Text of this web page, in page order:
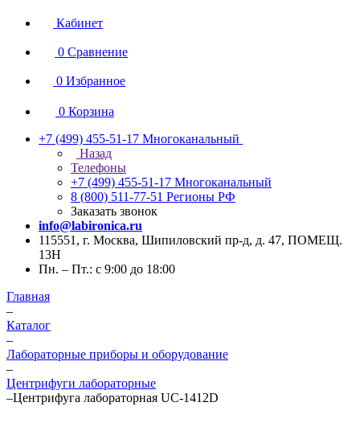
Кабинет
0 Сравнение
0 Избранное
0 Корзина
+7 (499) 455-51-17 Многоканальный
Назад
Телефоны
+7 (499) 455-51-17 Многоканальный
8 (800) 511-77-51 Регионы РФ
Заказать звонок
info@labironica.ru
115551, г. Москва, Шипиловский пр-д, д. 47, ПОМЕЩ.
13Н
Пн. – Пт.: с 9:00 до 18:00
Главная
–
Каталог
–
Лабораторные приборы и оборудование
–
Центрифуги лабораторные
–Центрифуга лабораторная UC-1412D